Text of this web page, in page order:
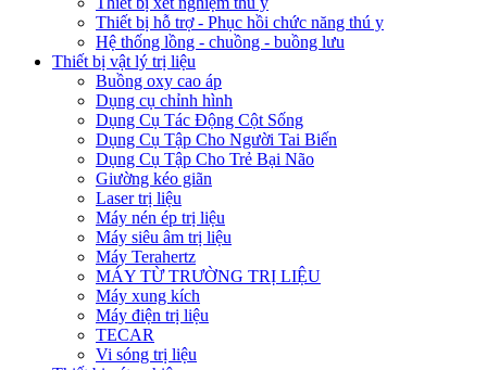
Thiết bị hỗ trợ - Phục hồi chức năng thú y
Hệ thống lồng - chuồng - buồng lưu
Thiết bị vật lý trị liệu
Buồng oxy cao áp
Dụng cụ chỉnh hình
Dụng Cụ Tác Động Cột Sống
Dụng Cụ Tập Cho Người Tai Biến
Dụng Cụ Tập Cho Trẻ Bại Não
Giường kéo giãn
Laser trị liệu
Máy nén ép trị liệu
Máy siêu âm trị liệu
Máy Terahertz
MÁY TỪ TRƯỜNG TRỊ LIỆU
Máy xung kích
Máy điện trị liệu
TECAR
Vi sóng trị liệu